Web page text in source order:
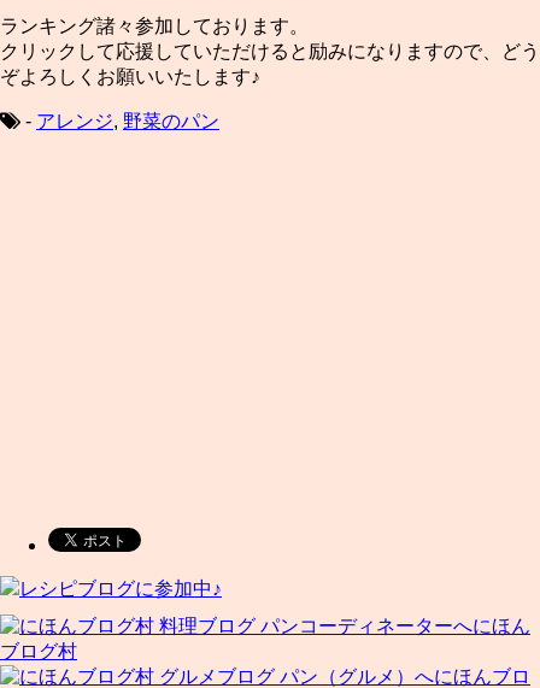
ランキング諸々参加しております。
クリックして応援していただけると励みになりますので、どう
ぞよろしくお願いいたします♪
- アレンジ, 野菜のパン
レシピブログに参加中♪
にほん
ブログ村
にほんブロ